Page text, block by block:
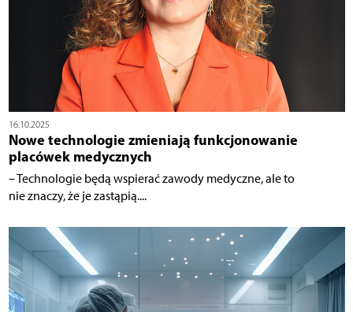
16.10.2025
Nowe technologie zmieniają funkcjonowanie
placówek medycznych
– Technologie będą wspierać zawody medyczne, ale to
nie znaczy, że je zastąpią....